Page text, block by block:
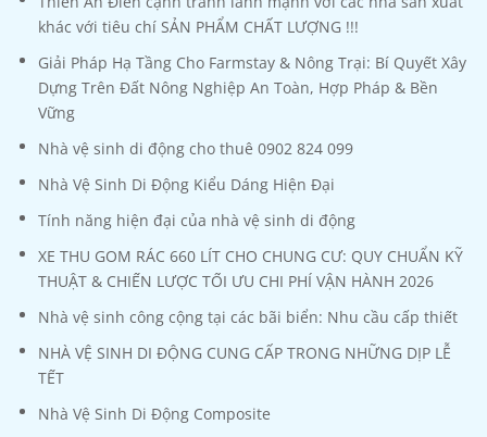
khác với tiêu chí SẢN PHẨM CHẤT LƯỢNG !!!
Giải Pháp Hạ Tầng Cho Farmstay & Nông Trại: Bí Quyết Xây
Dựng Trên Đất Nông Nghiệp An Toàn, Hợp Pháp & Bền
Vững
Nhà vệ sinh di động cho thuê 0902 824 099
Nhà Vệ Sinh Di Động Kiểu Dáng Hiện Đại
Tính năng hiện đại của nhà vệ sinh di động
XE THU GOM RÁC 660 LÍT CHO CHUNG CƯ: QUY CHUẨN KỸ
THUẬT & CHIẾN LƯỢC TỐI ƯU CHI PHÍ VẬN HÀNH 2026
Nhà vệ sinh công cộng tại các bãi biển: Nhu cầu cấp thiết
NHÀ VỆ SINH DI ĐỘNG CUNG CẤP TRONG NHỮNG DỊP LỄ
TẾT
Nhà Vệ Sinh Di Động Composite